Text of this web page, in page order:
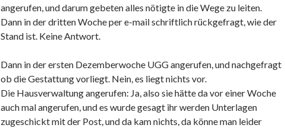
angerufen, und darum gebeten alles nötigte in die Wege zu leiten.
Dann in der dritten Woche per e-mail schriftlich rückgefragt, wie der
Stand ist. Keine Antwort.
Dann in der ersten Dezemberwoche UGG angerufen, und nachgefragt
ob die Gestattung vorliegt. Nein, es liegt nichts vor.
Die Hausverwaltung angerufen: Ja, also sie hätte da vor einer Woche
auch mal angerufen, und es wurde gesagt ihr werden Unterlagen
zugeschickt mit der Post, und da kam nichts, da könne man leider